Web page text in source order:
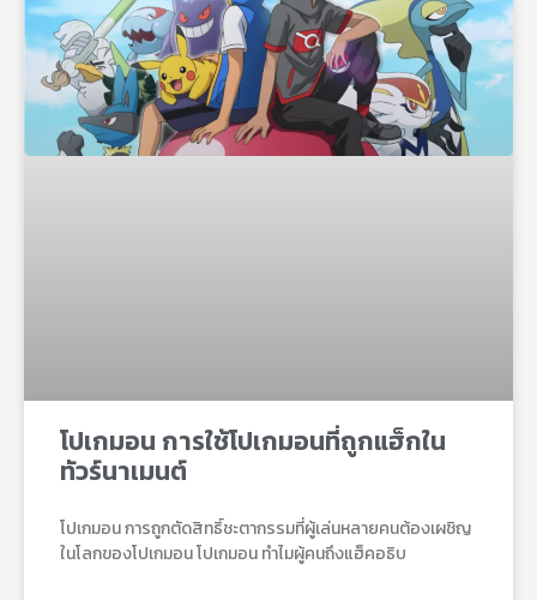
โปเกมอน การใช้โปเกมอนที่ถูกแฮ็กใน
ทัวร์นาเมนต์
โปเกมอน การถูกตัดสิทธิ์ชะตากรรมที่ผู้เล่นหลายคนต้องเผชิญ
ในโลกของโปเกมอน โปเกมอน ทำไมผู้คนถึงแฮ็คอธิบ